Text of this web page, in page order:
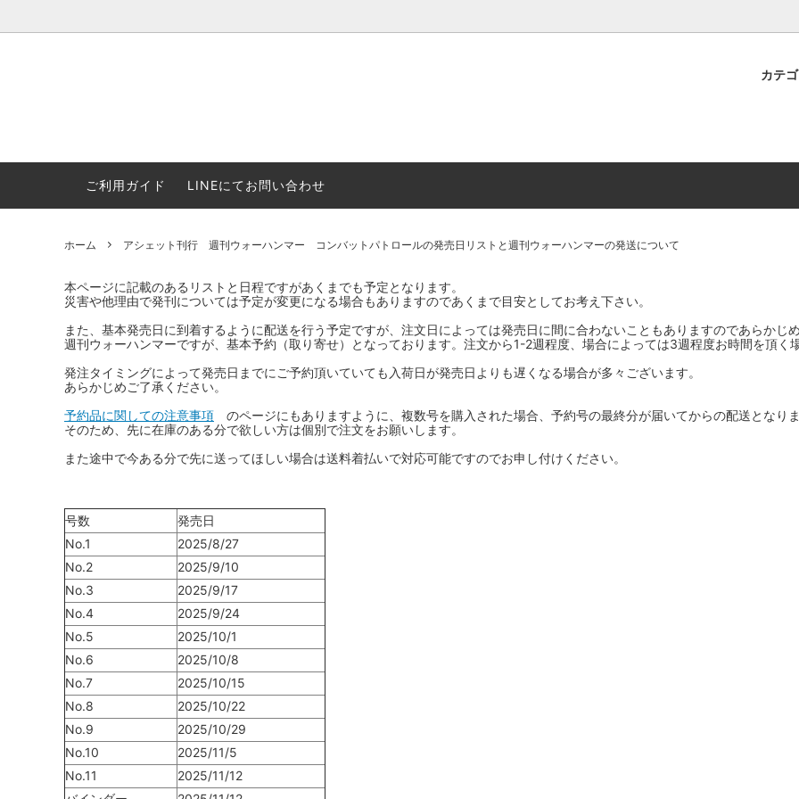
ウォーハンマー(40k/AoS)、ボードゲーム、シタデルカラーの正規プレミアムショップTORAYAMA。通販・オンラインショップです！ ウォ
ころからインディーズまで何でも揃います！ 和歌山に実店舗あり。ゲームマーケット新作や週刊ウォーハンマー関連、サバゲー装備(実物)も
セットも充実。
カテ
ムンダ]
ウォーハンマー・クエスト
ウォーハンマー ミドルアース(Middle-
earth™)
テム
GWS製ウォーハンマー関連グッツ(書籍
など)
週刊ウォーハンマー vallejo(ファレホ)
ガンダムアッセンブル関連品
ボードゲーム・ホビー関係書籍 ガンプラ
ROBOT魂
ねんどろいど
フィギュア
レゴ(LEGO)
カスタムパーツ
レーション・災害備蓄用品
フィールドチケット
11版
Space Marine 2特集 GWSオンライン限定品 ウォーハンマーワールド製品
コンバットパトロール/スピアヘッド バトルフォース(40K/AOS)
FLOST製アイテム MtOテレイン ミニチュア輸送用プロテクト
週刊ウォーハンマー
ボードゲーム ゲームマーケット2024秋
エアソフトガン本体各種 escape from tarkov[タルコフ]
ミリタリーナレッジレポーツ
Halo: Flashpoint
コンバットパトロールの発売日リストと
WAKAYAMA
ご利用ガイド LINEにてお問い合わせ
ホーム アシェット刊行 週刊ウォーハンマー コンバットパトロールの発売日リストと週刊ウォーハンマーの発送について
本ページに記載のあるリストと日程ですがあくまでも予定となります。
災害や他理由で発刊については予定が変更になる場合もありますのであくまで目安としてお考え下さい。
また、基本発売日に到着するように配送を行う予定ですが、注文日によっては発売日に間に合わないこともありますのであらかじ
週刊ウォーハンマーですが、基本予約（取り寄せ）となっております。注文から1-2週程度、場合によっては3週程度お時間を頂く
発注タイミングによって発売日までにご予約頂いていても入荷日が発売日よりも遅くなる場合が多々ございます。
あらかじめご了承ください。
予約品に関しての注意事項 のページにもありますように、複数号を購入された場合、予約号の最終分が届いてからの配送となりま
そのため、先に在庫のある分で欲しい方は個別で注文をお願いします。
また途中で今ある分で先に送ってほしい場合は送料着払いで対応可能ですのでお申し付けください。
号数
発売日
No.1
2025/8/27
No.2
2025/9/10
No.3
2025/9/17
No.4
2025/9/24
No.5
2025/10/1
No.6
2025/10/8
No.7
2025/10/15
No.8
2025/10/22
No.9
2025/10/29
No.10
2025/11/5
No.11
2025/11/12